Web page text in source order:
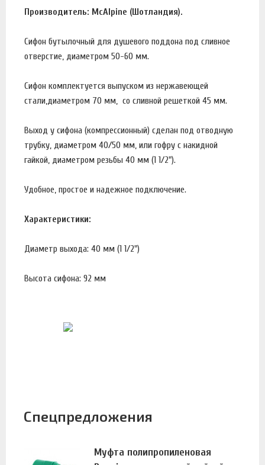
Производитель: McAlpine (Шотландия).
Сифон бутылочный для душевого поддона под сливное
отверстие, диаметром 50-60 мм.
Сифон комплектуется выпуском из нержавеющей
стали,диаметром 70 мм, со сливной решеткой 45 мм.
Выход у сифона (компрессионный) сделан под отводную
трубку, диаметром 40/50 мм, или гофру с накидной
гайкой, диаметром резьбы 40 мм (1 1/2").
Удобное, простое и надежное подключение.
Характеристики:
Диаметр выхода: 40 мм (1 1/2")
Высота сифона: 92 мм
Спецпредложения
Муфта полипропиленовая